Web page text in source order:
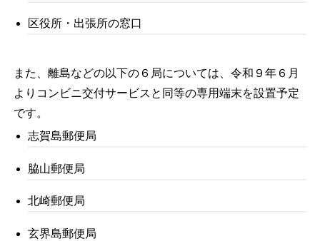
区役所・出張所の窓口
また、離島などの以下の６局については、令和９年６月
よりコンビニ交付サービスと同等の専用端末を設置予定
です。
志賀島郵便局
脇山郵便局
北崎郵便局
玄界島郵便局